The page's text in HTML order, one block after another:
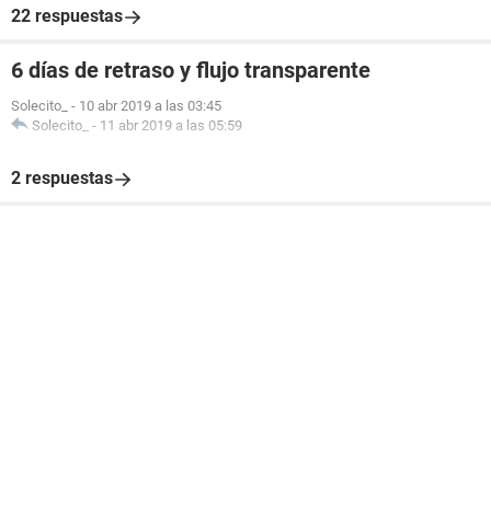
22 respuestas
6 días de retraso y flujo transparente
Solecito_ - 10 abr 2019 a las 03:45
Solecito_ - 11 abr 2019 a las 05:59
2 respuestas